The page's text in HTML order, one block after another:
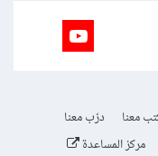
معنا
درّب معنا
مركز المساعدة